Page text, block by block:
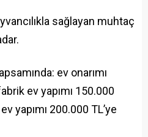
sağlayan muhtaç
ev onarımı
ev yapımı 150.000
yapımı 200.000 TL’ye